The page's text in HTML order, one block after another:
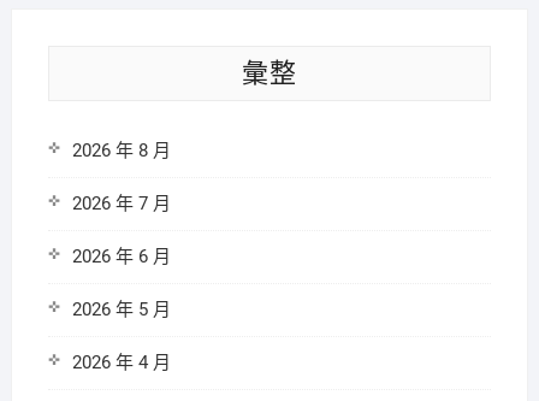
彙整
2026 年 8 月
2026 年 7 月
2026 年 6 月
2026 年 5 月
2026 年 4 月